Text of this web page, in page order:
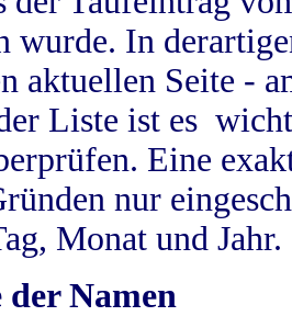
wurde. In
aktuellen Seite -
Liste ist es
Eine
nur
Monat und Jahr.
der Namen